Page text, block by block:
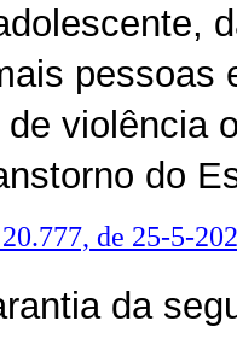
pessoas
violência
do
20.777, de 25-5-
da